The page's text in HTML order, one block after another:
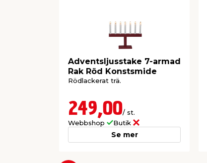
Adventsljusstake 7-armad
Rak Röd Konstsmide
Rödlackerat trä.
249,00/ st.
Webbshop
Butik
Se mer